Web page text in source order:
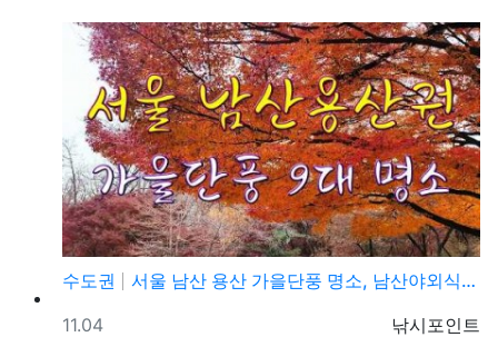
수도권
서울 남산 용산 가을단풍 명소, 남산야외식물원, 남산골…
등록자
낚시포인트
등록일
11.04